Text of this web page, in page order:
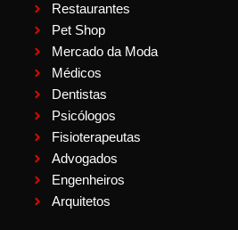
Restaurantes
Pet Shop
Mercado da Moda
Médicos
Dentistas
Psicólogos
Fisioterapeutas
Advogados
Engenheiros
Arquitetos